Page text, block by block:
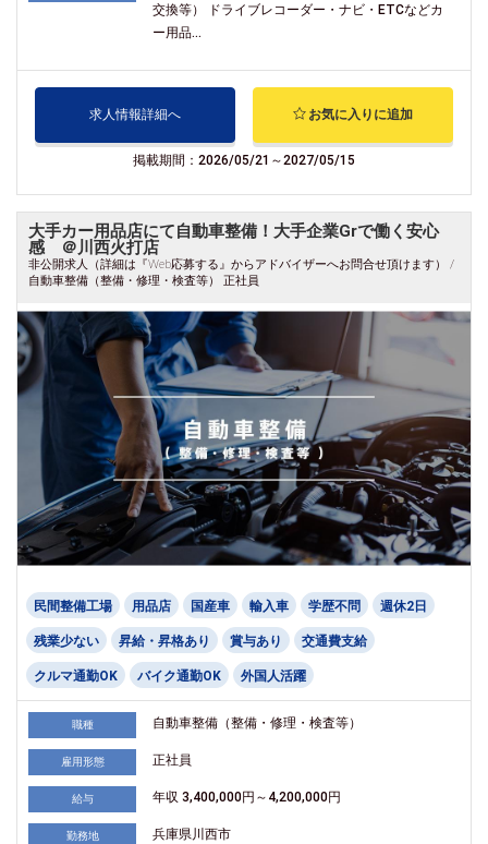
交換等） ドライブレコーダー・ナビ・ETCなどカ
ー用品...
求人情報詳細へ お気に入りに追加
掲載期間：2026/05/21～2027/05/15
大手カー用品店にて自動車整備！大手企業Grで働く安心
感 ＠川西火打店
非公開求人（詳細は『Web応募する』からアドバイザーへお問合せ頂けます） /
自動車整備（整備・修理・検査等） 正社員
民間整備工場 用品店 国産車 輸入車 学歴不問 週休2日
残業少ない 昇給・昇格あり 賞与あり 交通費支給
クルマ通勤OK バイク通勤OK 外国人活躍
職種 自動車整備（整備・修理・検査等）
雇用形態 正社員
給与 年収 3,400,000円～4,200,000円
勤務地 兵庫県川西市